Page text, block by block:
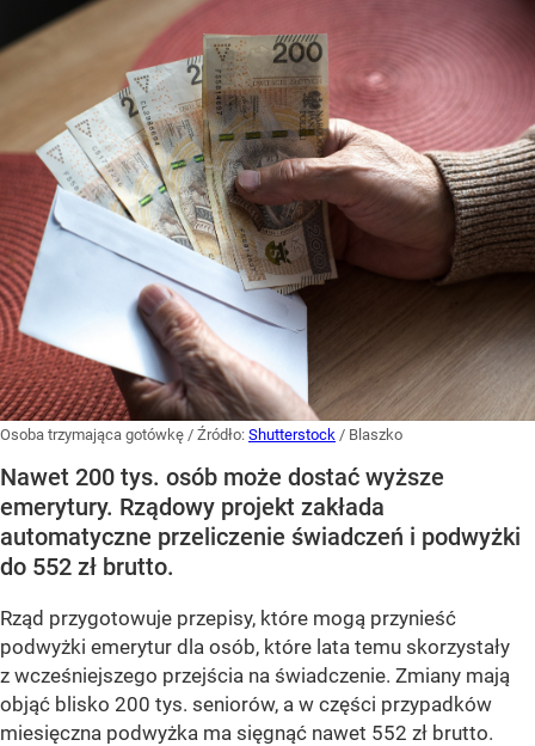
Osoba trzymająca gotówkę / Źródło: Shutterstock / Blaszko
Nawet 200 tys. osób może dostać wyższe
emerytury. Rządowy projekt zakłada
automatyczne przeliczenie świadczeń i podwyżki
do 552 zł brutto.
Rząd przygotowuje przepisy, które mogą przynieść
podwyżki emerytur dla osób, które lata temu skorzystały
z wcześniejszego przejścia na świadczenie. Zmiany mają
objąć blisko 200 tys. seniorów, a w części przypadków
miesięczna podwyżka ma sięgnąć nawet 552 zł brutto.